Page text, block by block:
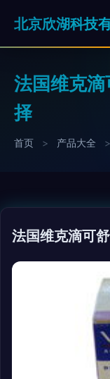
北京欣湖科技
法国维克
择
首页 > 产品大全 >
法国维克滴可